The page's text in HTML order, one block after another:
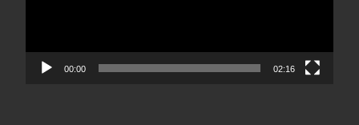
00:00 02:16